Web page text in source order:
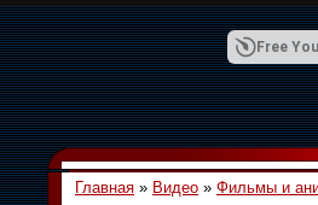
Free
Главная » Видео » Фильмы и